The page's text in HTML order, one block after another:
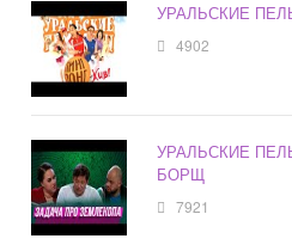
УРАЛЬСКИЕ
4902
УРАЛЬСКИЕ
БОРЩ
7921